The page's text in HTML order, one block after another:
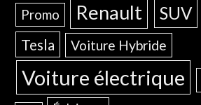
Promo Renault SUV
Tesla Voiture Hybride
Voiture électrique